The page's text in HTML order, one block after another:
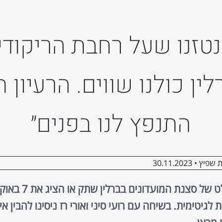
שעל רחבת
כולנו שווים. הרעיון
התנפץ לנו בפנים״
שפיץ •30.11.2023
רוב מוחלט של סצנת
לגיטימית. בשיחה עם רועי סיני ואורי רז ניסינו להבין